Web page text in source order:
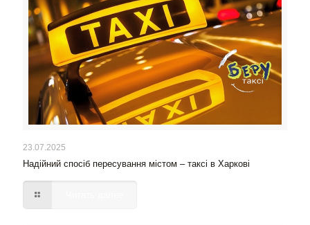
23.07.2025
Надійний спосіб пересування містом – таксі в Харкові